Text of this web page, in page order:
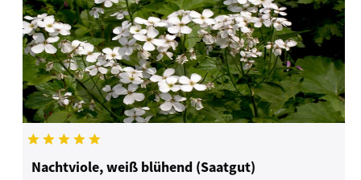
Nachtviole, weiß blühend (Saatgut)